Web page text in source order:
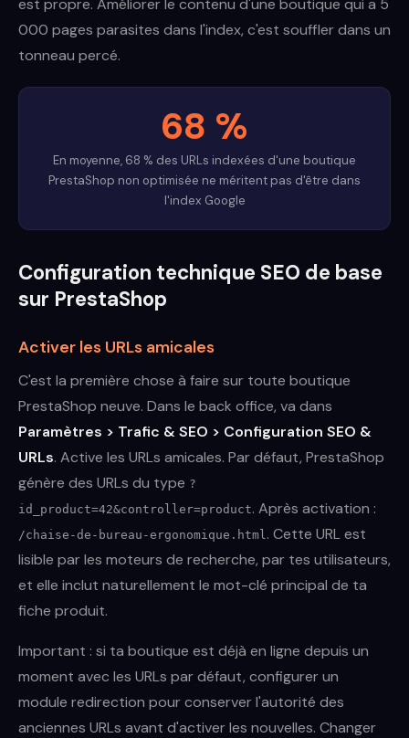
est propre. Améliorer le contenu d'une boutique qui a 5
000 pages parasites dans l'index, c'est souffler dans un
tonneau percé.
68 %
En moyenne, 68 % des URLs indexées d'une boutique
PrestaShop non optimisée ne méritent pas d'être dans
l'index Google
Configuration technique SEO de base
sur PrestaShop
Activer les URLs amicales
C'est la première chose à faire sur toute boutique
PrestaShop neuve. Dans le back office, va dans
Paramètres > Trafic & SEO > Configuration SEO &
URLs. Active les URLs amicales. Par défaut, PrestaShop
génère des URLs du type ?
id_product=42&controller=product. Après activation :
/chaise-de-bureau-ergonomique.html . Cette URL est
lisible par les moteurs de recherche, par tes utilisateurs,
et elle inclut naturellement le mot-clé principal de ta
fiche produit.
Important : si ta boutique est déjà en ligne depuis un
moment avec les URLs par défaut, configurer un
module redirection pour conserver l'autorité des
anciennes URLs avant d'activer les nouvelles. Changer